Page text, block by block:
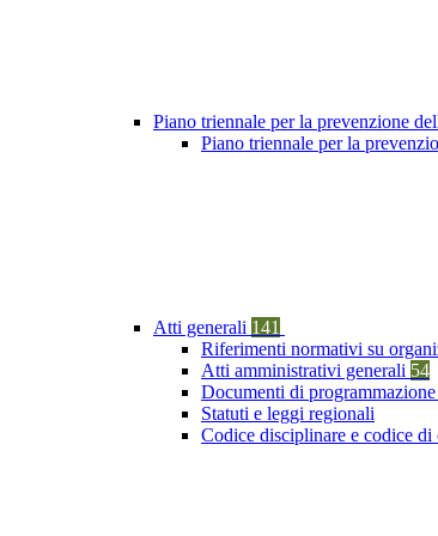
Piano triennale per la prevenzione
Piano triennale per la
Atti generali 141
Riferimenti normativi su
Atti amministrativi generali 54
Documenti di
Statuti e leggi regionali
Codice disciplinare e codice di